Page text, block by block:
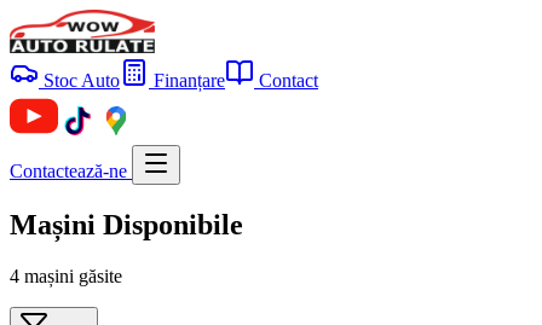
Stoc Auto Finanțare Contact
Contactează-ne
Mașini Disponibile
4 mașini găsite